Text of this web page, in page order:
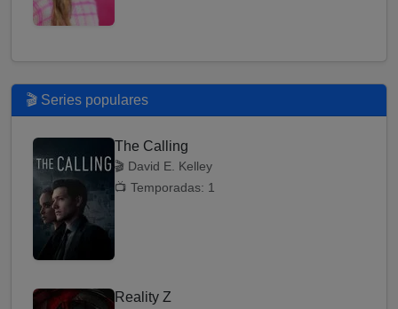
🎬 Series populares
The Calling
🎬 David E. Kelley
📺 Temporadas: 1
Reality Z